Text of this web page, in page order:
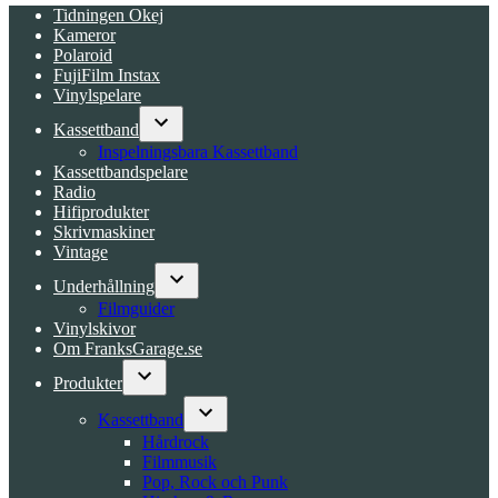
Tidningen Okej
Kameror
Polaroid
FujiFilm Instax
Vinylspelare
Kassettband
Open
dropdown
menu
Inspelningsbara Kassettband
Kassettbandspelare
Radio
Hifiprodukter
Skrivmaskiner
Vintage
Underhållning
Open
Filmguider
Vinylskivor
Om FranksGarage.se
Produkter
Open
dropdown
menu
Kassettband
Open
dropdown
menu
Hårdrock
Filmmusik
Pop, Rock och Punk